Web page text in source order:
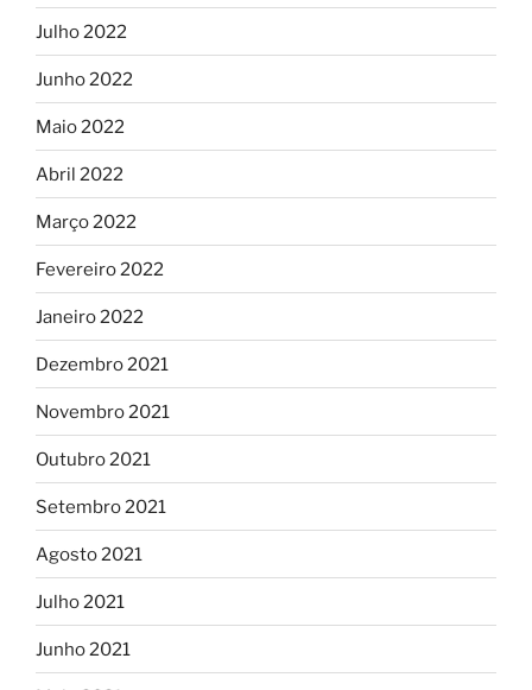
Julho 2022
Junho 2022
Maio 2022
Abril 2022
Março 2022
Fevereiro 2022
Janeiro 2022
Dezembro 2021
Novembro 2021
Outubro 2021
Setembro 2021
Agosto 2021
Julho 2021
Junho 2021